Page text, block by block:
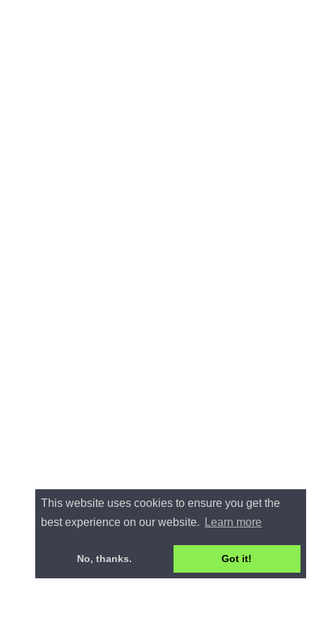
This website uses cookies to ensure you get the
best experience on our website.
Learn more
No, thanks. Got it!